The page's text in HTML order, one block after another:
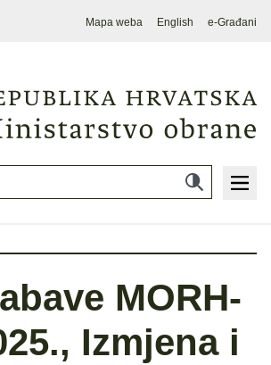
Mapa weba English e-Građani
MORH-
Izmjena i